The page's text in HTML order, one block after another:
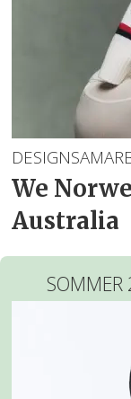
We
Australia
SOMMER